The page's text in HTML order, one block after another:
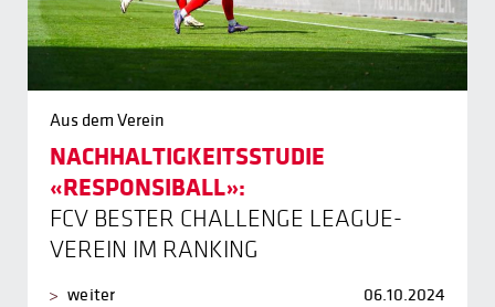
Aus dem Verein
NACHHALTIGKEITSSTUDIE
«RESPONSIBALL»:
FCV BESTER CHALLENGE LEAGUE-
VEREIN IM RANKING
weiter 06.10.2024